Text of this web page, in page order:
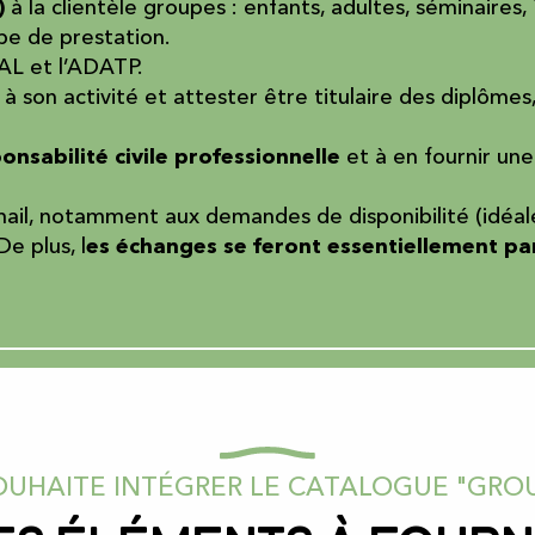
à la clientèle groupes : enfants, adultes,
de prestation.
et l’ADATP.
son activité et attester être titulaire des
civile professionnelle et à en fournir une
notamment aux demandes de disponibilité
plus, l es échanges se feront essentiellement
INTÉGRER LE CATALOGUE